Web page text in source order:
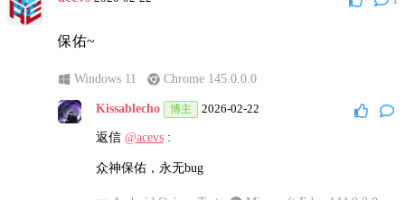
保佑~
Windows 11 Chrome 145.0.0.0
Kissablecho 博主 2026-02-22
返信 @acevs:
众神保佑，永无bug